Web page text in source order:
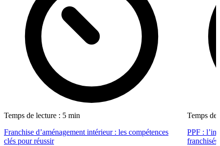
Temps de lecture : 5 min
Franchise d’aménagement intérieur : les compétences
clés pour réussir
Temps de
PPF :
franchisés